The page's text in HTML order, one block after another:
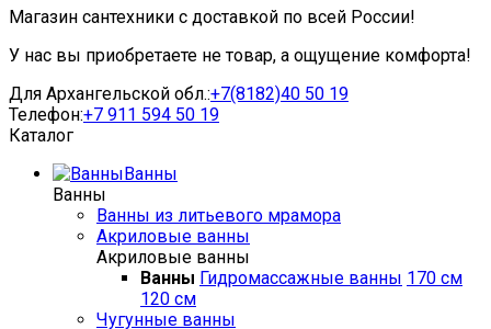
Магазин сантехники с доставкой по всей России!
У нас вы приобретаете не товар, а ощущение комфорта!
Для Архангельской обл.:+7(8182)40 50 19
Телефон:+7 911 594 50 19
Каталог
Ванны
Ванны
Ванны из литьевого мрамора
Акриловые ванны
Акриловые ванны
Ванны Гидромассажные ванны 170 см
120 см
Чугунные ванны